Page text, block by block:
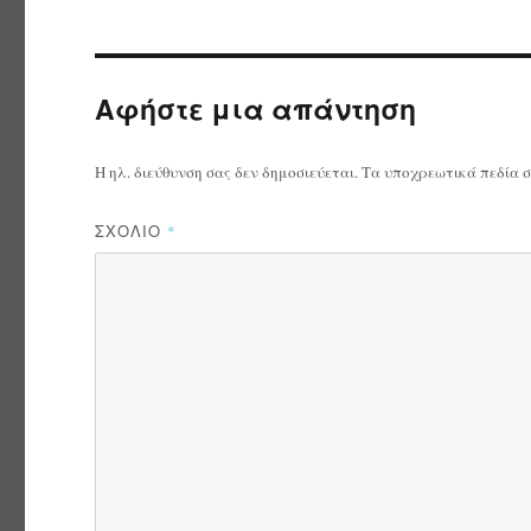
Αφήστε μια απάντηση
Η ηλ. διεύθυνση σας δεν δημοσιεύεται.Τα υποχρεωτικά πεδία
ΣΧΌΛΙΟ *